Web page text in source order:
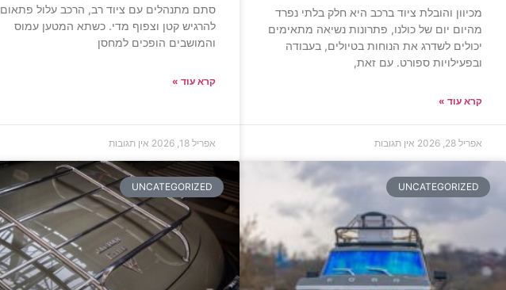
מכיוון והובלת ציוד ברכב היא חלק בלתי נפרד
מהיום יום של כולנו, פתרונות נשיאה מתאימים
יכולים לשדרג את הנוחות בטיולים, בעבודה
ובפעילויות ספורט. עם זאת,
קרא עוד »
אפריל 28, 2026 אין תגובות
סתם מתנהלים עם ציוד רב, הרכב עלול פתאום
להרגיש קטן וצפוף מדי. כשתא המטען עמוס
והמושבים הופכים למחסן
קרא עוד »
אפריל 18, 2026 אין תגובות
UNCATEGORIZED
UNCATEGORIZED